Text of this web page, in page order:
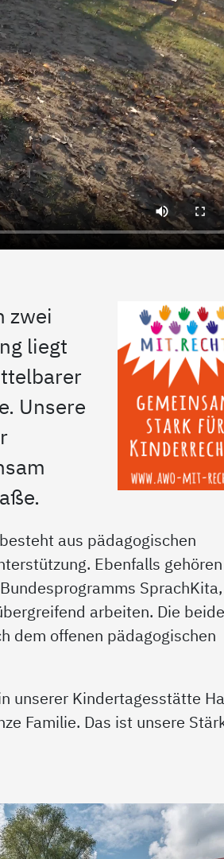
zwei
liegt
Unsere
aus pädagogischen
Ebenfalls
SprachKita,
arbeiten. Die
dem offenen pädagogischen
unserer Kindertagesstätte
Familie. Das ist unsere